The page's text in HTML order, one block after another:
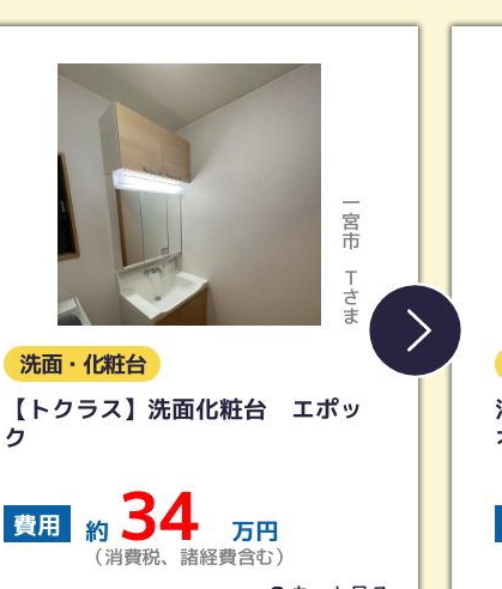
一宮市
Ｔさま
洗面・化粧台
【トクラス】洗面化粧台 エポッ
ク
費用 約 34 万円
（消費税、諸経費含む）